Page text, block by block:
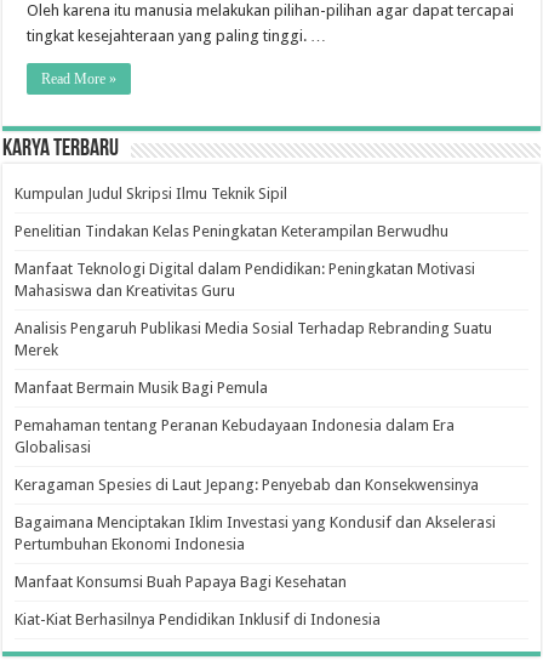
Oleh karena itu manusia melakukan pilihan-pilihan agar dapat tercapai
tingkat kesejahteraan yang paling tinggi. …
Read More »
Karya Terbaru
Kumpulan Judul Skripsi Ilmu Teknik Sipil
Penelitian Tindakan Kelas Peningkatan Keterampilan Berwudhu
Manfaat Teknologi Digital dalam Pendidikan: Peningkatan Motivasi
Mahasiswa dan Kreativitas Guru
Analisis Pengaruh Publikasi Media Sosial Terhadap Rebranding Suatu
Merek
Manfaat Bermain Musik Bagi Pemula
Pemahaman tentang Peranan Kebudayaan Indonesia dalam Era
Globalisasi
Keragaman Spesies di Laut Jepang: Penyebab dan Konsekwensinya
Bagaimana Menciptakan Iklim Investasi yang Kondusif dan Akselerasi
Pertumbuhan Ekonomi Indonesia
Manfaat Konsumsi Buah Papaya Bagi Kesehatan
Kiat-Kiat Berhasilnya Pendidikan Inklusif di Indonesia